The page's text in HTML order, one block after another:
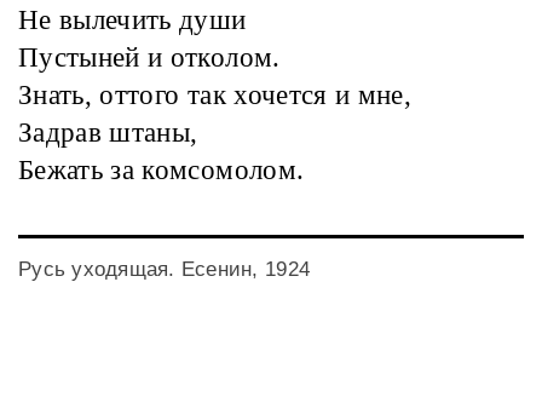
Не вылечить души
Пустыней и отколом.
Знать, оттого так хочется и мне,
Задрав штаны,
Бежать за комсомолом.
Русь уходящая. Есенин, 1924